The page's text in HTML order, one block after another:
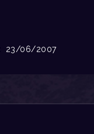
23/06/2007